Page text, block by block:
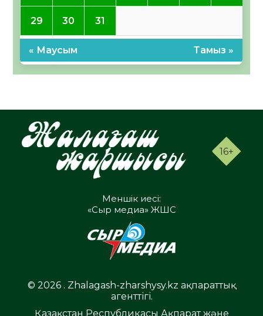
29 30 31
« Маусым Тамыз »
16+
Меншік иесі:
«Сыр медиа» ЖШС
© 2026 . Zhalagash-zharshysy.kz ақпараттық
агенттігі.
Қазақстан Республикасы Ақпарат және